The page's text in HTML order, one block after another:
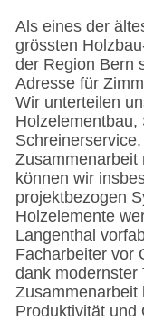
Als eines der
grössten
der Region Bern
Adresse für
Wir unterteilen
Holzelementbau,
Zusammenarbeit
können wir
projektbezogen
Holzelemente
Langenthal
Facharbeiter vor
dank modernster
Zusammenarbeit
Produktivität und